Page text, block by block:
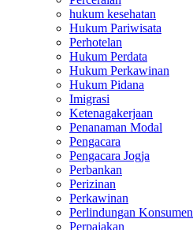
hukum kesehatan
Hukum Pariwisata
Perhotelan
Hukum Perdata
Hukum Perkawinan
Hukum Pidana
Imigrasi
Ketenagakerjaan
Penanaman Modal
Pengacara
Pengacara Jogja
Perbankan
Perizinan
Perkawinan
Perlindungan Konsumen
Perpajakan